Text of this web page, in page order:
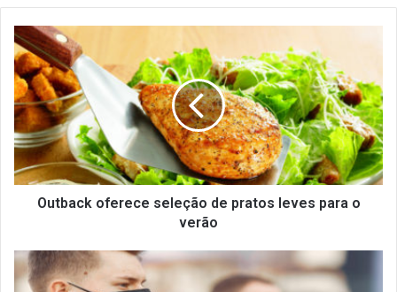
O
u
t
b
a
c
k
o
f
c
e
Outback oferece seleção de pratos leves para o
verão
C
o